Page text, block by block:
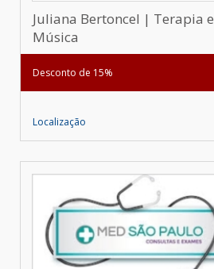
Juliana Bertoncel | Terapia e
Música
Desconto de 15%
Localização